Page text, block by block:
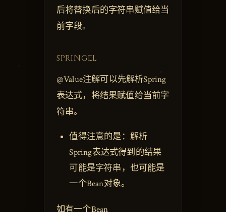
后将替换后的字符串赋值给当
前字段。
SPRINGEL
@Value注解可以先解析Spring
表达式，将结果赋值给当前字
符串。
值得注意的是：解析
Spring表达式得到的结果
可能是字符串，也可能是
一个Bean对象。
如有一个Bean